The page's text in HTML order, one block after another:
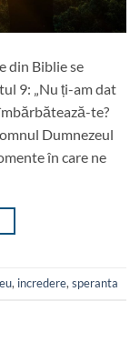
din Biblie se
9: „Nu ți-am dat
te?
Dumnezeul
în care ne
, incredere, speranta